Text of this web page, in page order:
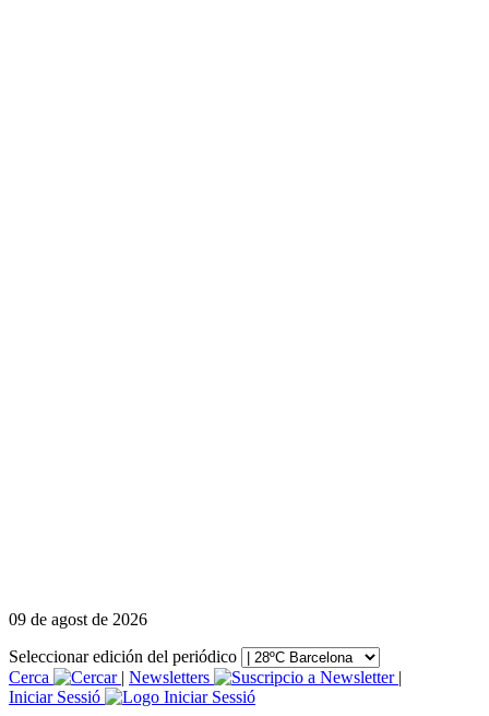
09 de agost de 2026
Seleccionar edición del periódico
Cerca
| Newsletters
|
Iniciar Sessió